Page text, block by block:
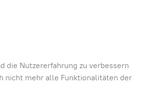
die Nutzererfahrung zu verbessern
nicht mehr alle Funktionalitäten der